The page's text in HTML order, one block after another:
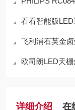
看看智能版
飞利浦石英金
欧司朗LED天
详细介绍 在